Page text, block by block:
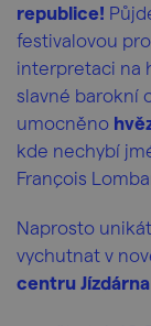
republice!
festivalovou
interpretaci na
slavné barokní
umocněno
kde nechybí
François
Naprosto
vychutnat v
centru